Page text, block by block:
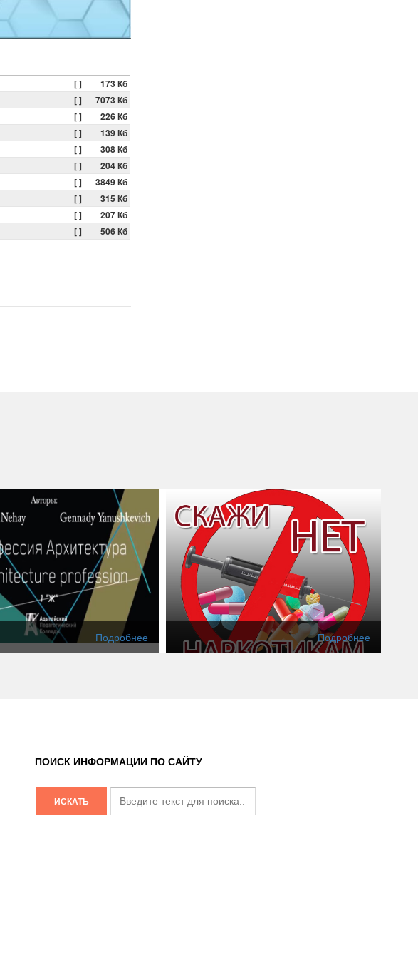
[ ]
173 Кб
[ ]
7073 Кб
[ ]
226 Кб
[ ]
139 Кб
[ ]
308 Кб
[ ]
204 Кб
[ ]
3849 Кб
[ ]
315 Кб
[ ]
207 Кб
[ ] 506 Кб
Подробнее Подробнее
ПОИСК ИНФОРМАЦИИ ПО САЙТУ